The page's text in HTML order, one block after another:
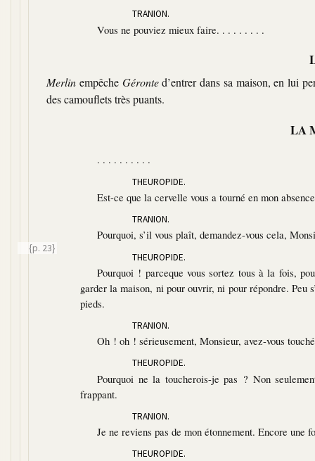
TRANION.
Vous ne pouviez mieux faire. . . . . . . . .
Merlin empêche Géronted’entrer dans sa maison, en lui
des camouflets très puants.
LA
. . . . . . . . . .
THEUROPIDE.
Est-ce que la cervelle vous a tourné en mon
TRANION.
Pourquoi, s’il vous plaît, demandez-vous cela,
{p. 23}
THEUROPIDE.
Pourquoi ! parceque vous sortez tous à la fois,
garder la maison, ni pour ouvrir, ni pour répondre. Peu
pieds.
TRANION.
Oh ! oh ! sérieusement, Monsieur, avez-vous
THEUROPIDE.
Pourquoi ne la toucherois-je pas ? Non
frappant.
TRANION.
Je ne reviens pas de mon étonnement. Encore une
THEUROPIDE.